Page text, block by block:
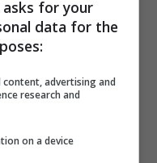
giorni per
tanto
una nuova sfida:
per iniziare
alternativo
for your
data for the
advertising and
research and
on a device